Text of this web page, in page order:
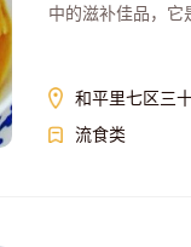
中的滋补佳品，它
和平里七区三
流食类